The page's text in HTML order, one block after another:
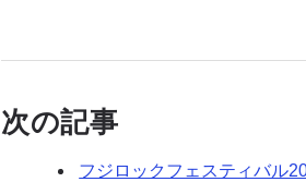
次の記事
フジロックフェスティバル